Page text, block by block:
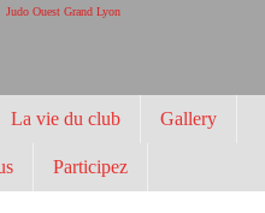
Judo Ouest Grand Lyon
La vie du club Gallery
Participez